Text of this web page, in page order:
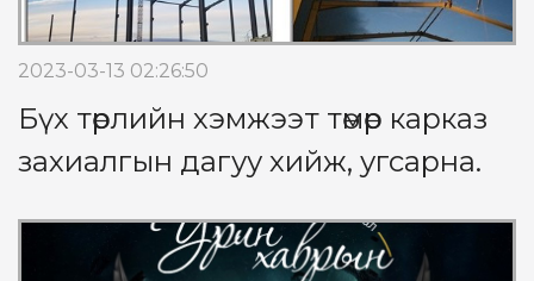
2023-03-13 02:26:50
Бүх төрлийн хэмжээт төмөр карказ
захиалгын дагуу хийж, угсарна.